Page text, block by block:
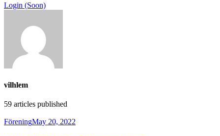
Login (Soon)
vilhlem
59 articles published
FöreningMay 20, 2022